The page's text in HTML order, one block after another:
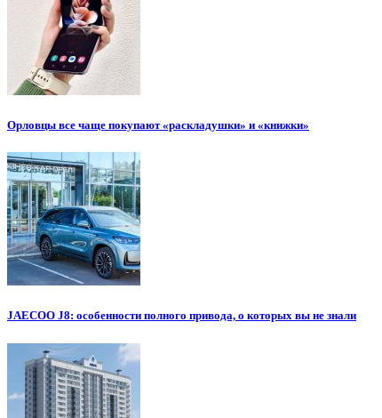
Орловцы все чаще покупают «раскладушки» и «книжки»
JAECOO J8: особенности полного привода, о которых вы не знали